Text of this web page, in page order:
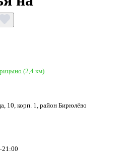
(2,4 км)
10, корп. 1, район Бирюлёво